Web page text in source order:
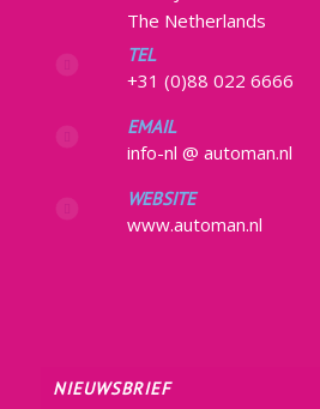
The Netherlands
TEL
+31 (0)88 022 6666
EMAIL
info-nl @ automan.nl
WEBSITE
www.automan.nl
NIEUWSBRIEF